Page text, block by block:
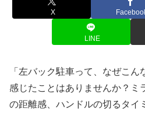
X
LINE
「左バック駐車って、なぜこ
感じたことはありませんか？ミ
の距離感、ハンドルの切るタ